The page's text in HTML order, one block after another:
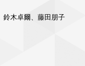
鈴木卓爾、藤田朋子